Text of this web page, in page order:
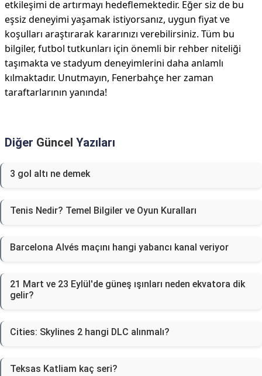
etkileşimi de artırmayı hedeflemektedir. Eğer siz de bu
eşsiz deneyimi yaşamak istiyorsanız, uygun fiyat ve
koşulları araştırarak kararınızı verebilirsiniz. Tüm bu
bilgiler, futbol tutkunları için önemli bir rehber niteliği
taşımakta ve stadyum deneyimlerini daha anlamlı
kılmaktadır. Unutmayın, Fenerbahçe her zaman
taraftarlarının yanında!
Diğer Güncel Yazıları
3 gol altı ne demek
Tenis Nedir? Temel Bilgiler ve Oyun Kuralları
Barcelona Alvés maçını hangi yabancı kanal veriyor
21 Mart ve 23 Eylül'de güneş ışınları neden ekvatora dik
gelir?
Cities: Skylines 2 hangi DLC alınmalı?
Teksas Katliam kaç seri?